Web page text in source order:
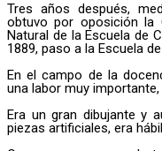
Tres años después,
obtuvo por oposición la
Natural de la Escuela de
1889, paso a la Escuela
En el campo de la
una labor muy
Era un gran dibujante y
piezas artificiales, era